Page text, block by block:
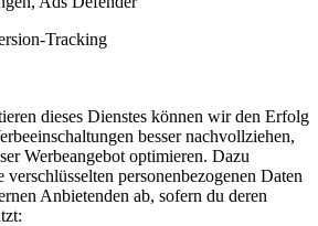
Tracking
dieses Dienstes können wir den Erfolg
besser nachvollziehen,
Werbeangebot optimieren. Dazu
personenbezogenen Daten
Anbietenden ab, sofern du deren